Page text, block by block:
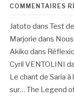
COMMENTAIRES
Jatoto dans Test
Marjorie dans
Akiko dans
Cyril VENTOLINI
Le chant de Saria à
sur… The Legend